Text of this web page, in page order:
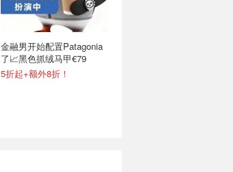
金融男开始配置Patagonia
了📈黑色抓绒马甲€79
5折起+额外8折！